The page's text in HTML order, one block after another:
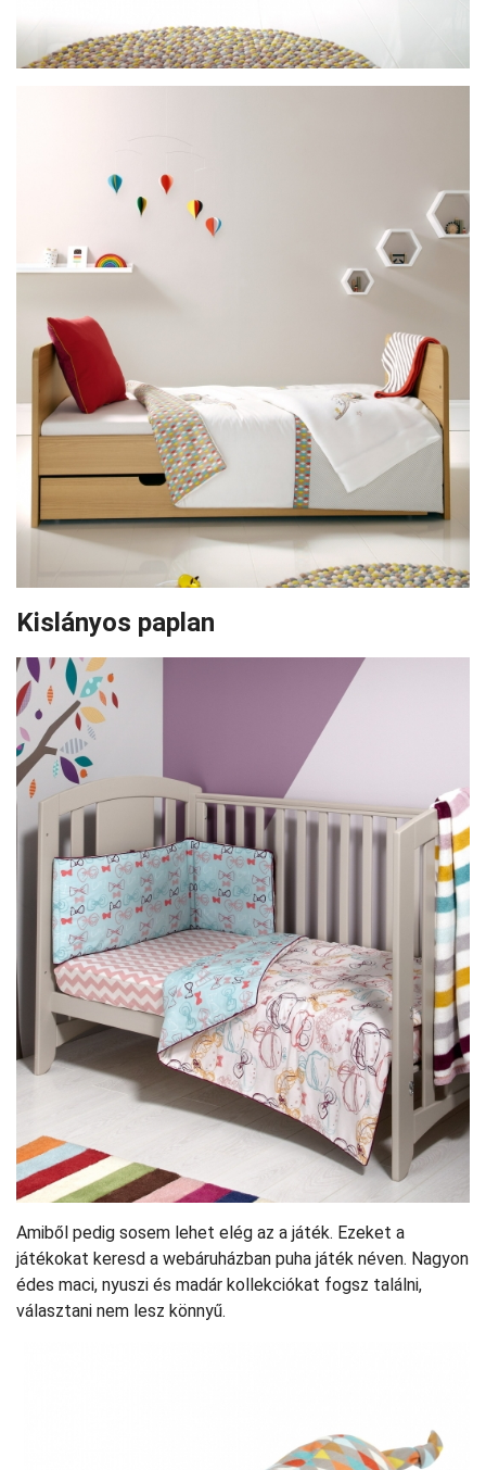
Kislányos paplan
Amiből pedig sosem lehet elég az a játék. Ezeket a
játékokat keresd a webáruházban puha játék néven. Nagyon
édes maci, nyuszi és madár kollekciókat fogsz találni,
választani nem lesz könnyű.